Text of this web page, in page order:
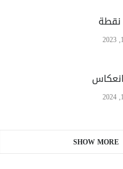
نقطة
SHOW MORE